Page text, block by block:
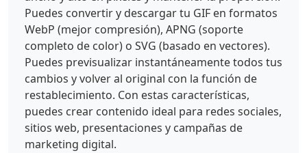
Puedes convertir y descargar tu GIF en formatos
WebP (mejor compresión), APNG (soporte
completo de color) o SVG (basado en vectores).
Puedes previsualizar instantáneamente todos tus
cambios y volver al original con la función de
restablecimiento. Con estas características,
puedes crear contenido ideal para redes sociales,
sitios web, presentaciones y campañas de
marketing digital.